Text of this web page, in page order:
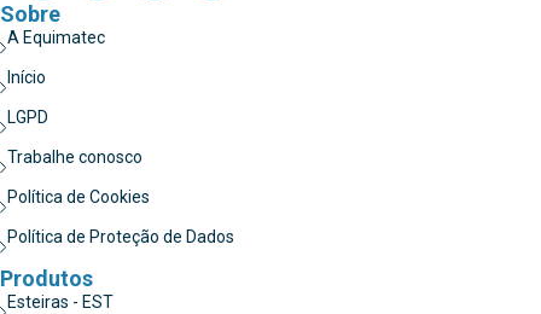
Sobre
A Equimatec
Início
LGPD
Trabalhe conosco
Política de Cookies
Política de Proteção de Dados
Produtos
Esteiras - EST